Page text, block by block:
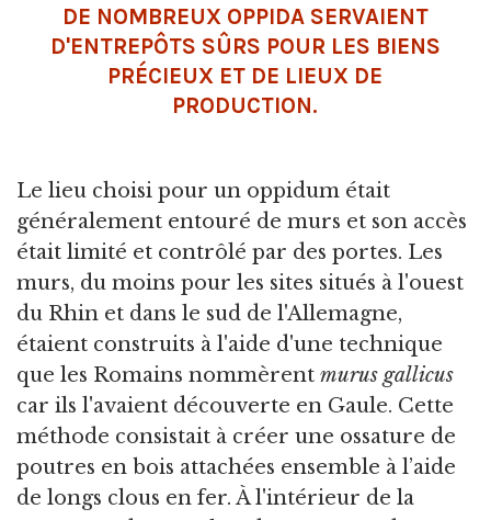
DE NOMBREUX OPPIDA SERVAIENT
D'ENTREPÔTS SÛRS POUR LES BIENS
PRÉCIEUX ET DE LIEUX DE
PRODUCTION.
Le lieu choisi pour un oppidum était
généralement entouré de murs et son accès
était limité et contrôlé par des portes. Les
murs, du moins pour les sites situés à l'ouest
du Rhin et dans le sud de l'Allemagne,
étaient construits à l'aide d'une technique
que les Romains nommèrent murus gallicus
car ils l'avaient découverte en Gaule. Cette
méthode consistait à créer une ossature de
poutres en bois attachées ensemble à l’aide
de longs clous en fer. À l'intérieur de la